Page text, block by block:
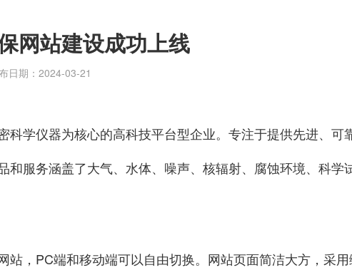
网站建设成功上线
日期：2024-03-21
学仪器为核心的高科技平台型企业。专注于提供先进、可
服务涵盖了大气、水体、噪声、核辐射、腐蚀环境、科学
，PC端和移动端可以自由切换。网站页面简洁大方，采